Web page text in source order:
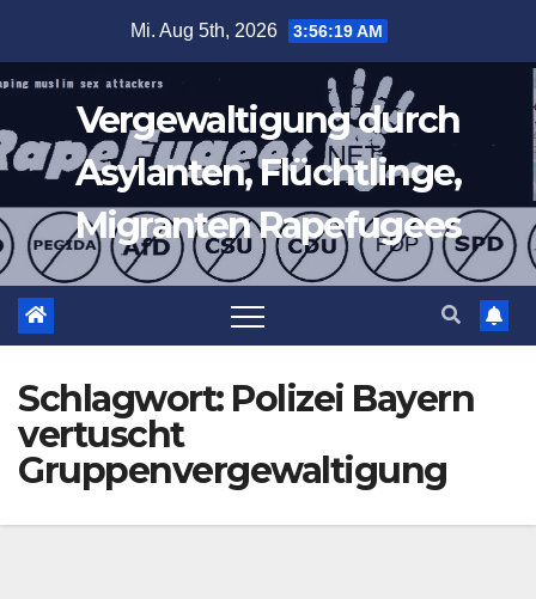
springen
Mi. Aug 5th, 2026 3:56:20 AM
Vergewaltigung durch
Asylanten, Flüchtlinge,
Migranten Rapefugees
Schlagwort: Polizei Bayern
vertuscht
Gruppenvergewaltigung